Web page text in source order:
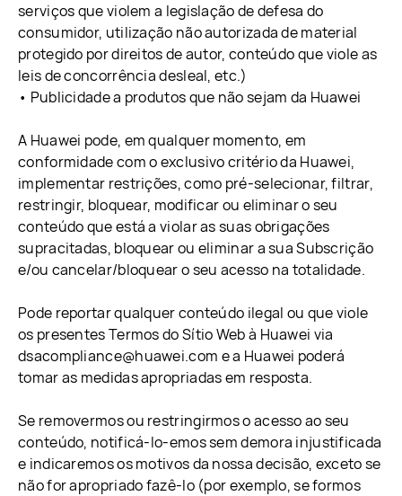
serviços que violem a legislação de defesa do
consumidor, utilização não autorizada de material
protegido por direitos de autor, conteúdo que viole as
leis de concorrência desleal, etc.)
• Publicidade a produtos que não sejam da Huawei
A Huawei pode, em qualquer momento, em
conformidade com o exclusivo critério da Huawei,
implementar restrições, como pré-selecionar, filtrar,
restringir, bloquear, modificar ou eliminar o seu
conteúdo que está a violar as suas obrigações
supracitadas, bloquear ou eliminar a sua Subscrição
e/ou cancelar/bloquear o seu acesso na totalidade.
Pode reportar qualquer conteúdo ilegal ou que viole
os presentes Termos do Sítio Web à Huawei via
dsacompliance@huawei.com e a Huawei poderá
tomar as medidas apropriadas em resposta.
Se removermos ou restringirmos o acesso ao seu
conteúdo, notificá-lo-emos sem demora injustificada
e indicaremos os motivos da nossa decisão, exceto se
não for apropriado fazê-lo (por exemplo, se formos